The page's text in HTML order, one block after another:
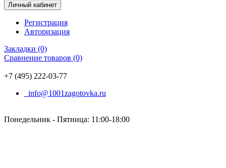
Личный кабинет
Регистрация
Авторизация
Закладки (0)
Сравнение товаров (0)
+7 (495) 222-03-77
info@1001zagotovka.ru
Понедельник - Пятница: 11:00-18:00